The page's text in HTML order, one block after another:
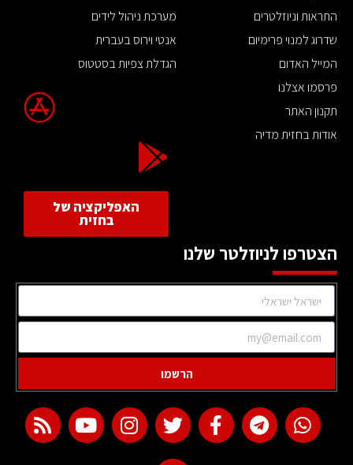
התראות וניוזלטרים
שדרוג למנוי פרימיום
המייל האדום
פרסמו אצלנו
תקנון האתר
אודות בחזית מדיה
מערכת ניהול לידים
אנטי וירוס בעברית
הגדלת צפיות בסטטוס
האפליקציה של
בחזית
הצטרפו לניוזלטר שלנו
הרשמו